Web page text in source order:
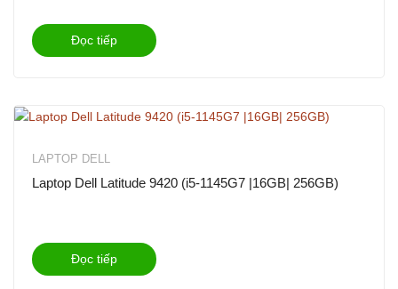
Đọc tiếp
LAPTOP DELL
Laptop Dell Latitude 9420 (i5-1145G7 |16GB| 256GB)
Đọc tiếp